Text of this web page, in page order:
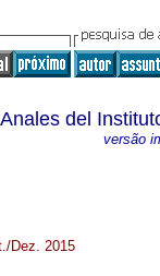
Anales del
versão
Dez. 2015